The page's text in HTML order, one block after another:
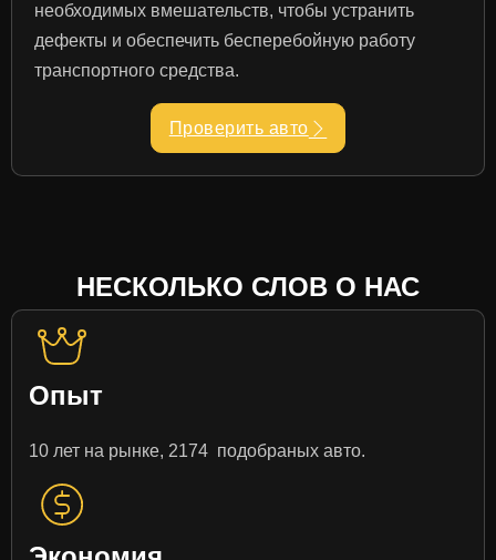
необходимых вмешательств, чтобы устранить
дефекты и обеспечить бесперебойную работу
транспортного средства.
Проверить авто
НЕСКОЛЬКО СЛОВ О НАС
Опыт
10 лет на рынке, 2174 подобраных авто.